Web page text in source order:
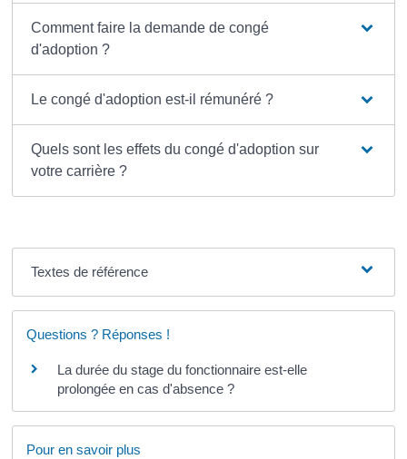
Comment faire la demande de congé
d'adoption ?
Le congé d'adoption est-il rémunéré ?
Quels sont les effets du congé d'adoption sur
votre carrière ?
Textes de référence
Questions ? Réponses !
La durée du stage du fonctionnaire est-elle
prolongée en cas d'absence ?
Pour en savoir plus